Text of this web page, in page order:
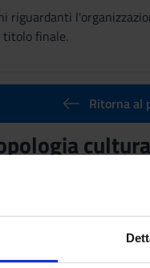
riguardanti
finale.
Ritorna al
è mutuato